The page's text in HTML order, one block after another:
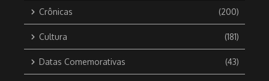
Crônicas (200)
Cultura (181)
Datas Comemorativas (43)